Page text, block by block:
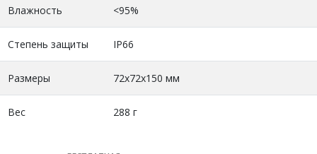
Влажность <95%
Степень защиты IP66
Размеры 72x72x150 мм
Вес 288 г